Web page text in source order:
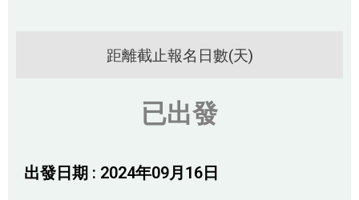
距離截止報名日數(天)
已出發
出發日期 : 2024年09月16日